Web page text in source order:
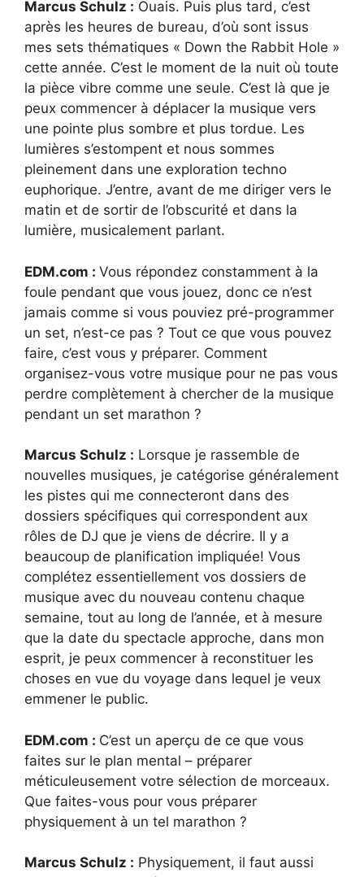
Marcus Schulz : Ouais. Puis plus tard, c’est
après les heures de bureau, d’où sont issus
mes sets thématiques « Down the Rabbit Hole »
cette année. C’est le moment de la nuit où toute
la pièce vibre comme une seule. C’est là que je
peux commencer à déplacer la musique vers
une pointe plus sombre et plus tordue. Les
lumières s’estompent et nous sommes
pleinement dans une exploration techno
euphorique. J’entre, avant de me diriger vers le
matin et de sortir de l’obscurité et dans la
lumière, musicalement parlant.
EDM.com : Vous répondez constamment à la
foule pendant que vous jouez, donc ce n’est
jamais comme si vous pouviez pré-programmer
un set, n’est-ce pas ? Tout ce que vous pouvez
faire, c’est vous y préparer. Comment
organisez-vous votre musique pour ne pas vous
perdre complètement à chercher de la musique
pendant un set marathon ?
Marcus Schulz : Lorsque je rassemble de
nouvelles musiques, je catégorise généralement
les pistes qui me connecteront dans des
dossiers spécifiques qui correspondent aux
rôles de DJ que je viens de décrire. Il y a
beaucoup de planification impliquée! Vous
complétez essentiellement vos dossiers de
musique avec du nouveau contenu chaque
semaine, tout au long de l’année, et à mesure
que la date du spectacle approche, dans mon
esprit, je peux commencer à reconstituer les
choses en vue du voyage dans lequel je veux
emmener le public.
EDM.com : C’est un aperçu de ce que vous
faites sur le plan mental – préparer
méticuleusement votre sélection de morceaux.
Que faites-vous pour vous préparer
physiquement à un tel marathon ?
Marcus Schulz : Physiquement, il faut aussi